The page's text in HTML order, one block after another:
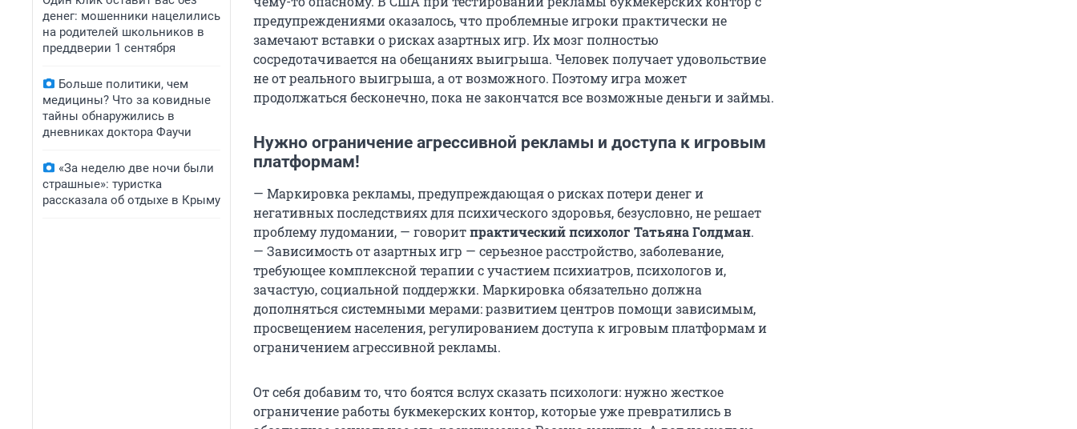
денег: мошенники нацелились
на родителей школьников в
преддверии 1 сентября
Больше политики, чем
медицины? Что за ковидные
тайны обнаружились в
дневниках доктора Фаучи
«За неделю две ночи были
страшные»: туристка
рассказала об отдыхе в Крыму
предупреждениями оказалось, что проблемные игроки практически не
замечают вставки о рисках азартных игр. Их мозг полностью
сосредотачивается на обещаниях выигрыша. Человек получает удовольствие
не от реального выигрыша, а от возможного. Поэтому игра может
продолжаться бесконечно, пока не закончатся все возможные деньги и займы.
Нужно ограничение агрессивной рекламы и доступа к игровым
платформам!
— Маркировка рекламы, предупреждающая о рисках потери денег и
негативных последствиях для психического здоровья, безусловно, не решает
проблему лудомании, — говоритпрактический психолог Татьяна Голдман.
— Зависимость от азартных игр — серьезное расстройство, заболевание,
требующее комплексной терапии с участием психиатров, психологов и,
зачастую, социальной поддержки. Маркировка обязательно должна
дополняться системными мерами: развитием центров помощи зависимым,
просвещением населения, регулированием доступа к игровым платформам и
ограничением агрессивной рекламы.
От себя добавим то, что боятся вслух сказать психологи: нужно жесткое
ограничение работы букмекерских контор, которые уже превратились в